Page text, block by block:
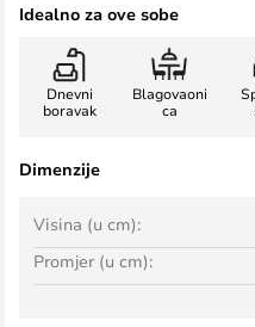
Idealno za ove sobe
Dnevni
boravak
Blagovaoni
ca
Dimenzije
Visina (u cm):
Promjer (u cm):